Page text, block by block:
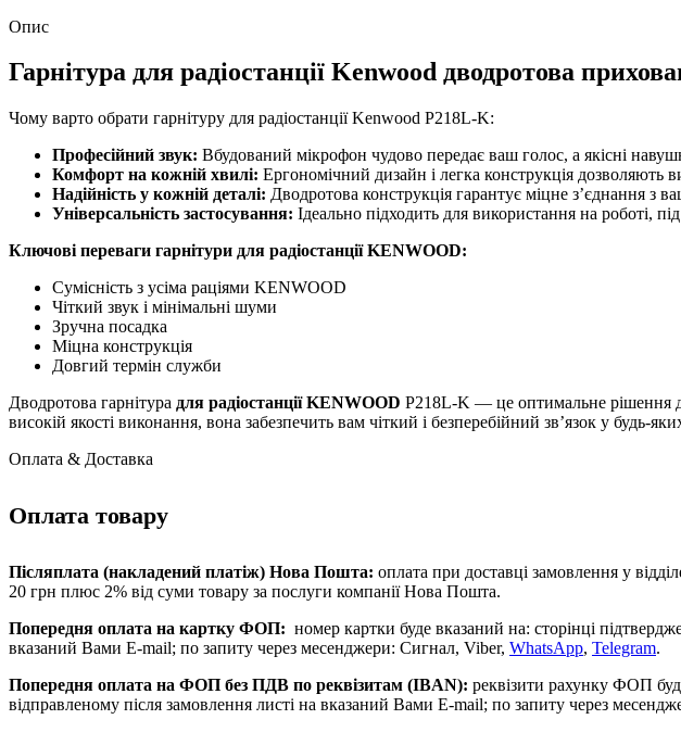
Опис
Гарнітура для радіостанції Kenwood дводротова
Чому варто обрати гарнітуру для радіостанції Kenwood P218L-K:
Професійний звук: Вбудований мікрофон чудово передає ваш голос, а якісні
Комфорт на кожній хвилі: Ергономічний дизайн і легка конструкція дозволяють
Надійність у кожній деталі: Дводротова конструкція гарантує міцне з’єднання з
Універсальність застосування: Ідеально підходить для використання на роботі,
Ключові переваги гарнітури для радіостанції KENWOOD:
Сумісність з усіма раціями KENWOOD
Чіткий звук і мінімальні шуми
Зручна посадка
Міцна конструкція
Довгий термін служби
Дводротова гарнітура для радіостанції KENWOOD P218L-K — це оптимальне рішення
високій якості виконання, вона забезпечить вам чіткий і безперебійний зв’язок у будь-
Оплата & Доставка
Оплата товару
Післяплата (накладений платіж) Нова Пошта: оплата при доставці замовлення у
20 грн плюс 2% від суми товару за послуги компанії Нова Пошта.
Попередня оплата на картку ФОП: номер картки буде вказаний на: сторінці
вказаний Вами E-mail; по запиту через месенджери: Сигнал, Viber, WhatsApp, Telegram.
Попередня оплата на ФОП без ПДВ по реквізитам (IBAN): реквізити рахунку ФОП
відправленому після замовлення листі на вказаний Вами E-mail; по запиту через